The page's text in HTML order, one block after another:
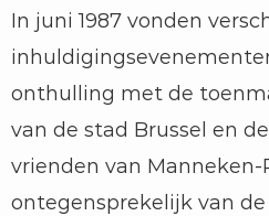
In juni 1987 vonden
onthulling met de
van de stad Brussel en
vrienden van
ontegensprekelijk van de